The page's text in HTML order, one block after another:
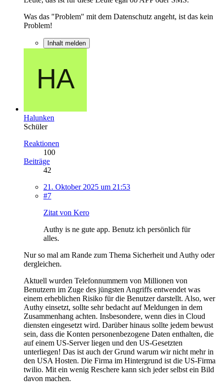
Was das "Problem" mit dem Datenschutz angeht, ist das kein
Problem!
Inhalt melden
Halunken
Schüler
Reaktionen
100
Beiträge
42
21. Oktober 2025 um 21:53
#7
Zitat von Kero
Authy is ne gute app. Benutz ich persönlich für
alles.
Nur so mal am Rande zum Thema Sicherheit und Authy oder
dergleichen.
Aktuell wurden Telefonnummern von Millionen von
Benutzern im Zuge des jüngsten Angriffs entwendet was
einem erheblichen Risiko für die Benutzer darstellt. Also, wer
Authy einsetzt, sollte sehr bedacht auf Meldungen in dem
Zusammenhang achten. Insbesondere, wenn dies in Cloud
diensten eingesetzt wird. Darüber hinaus sollte jedem bewust
sein, dass die Konten personenbezogene Daten enthalten, die
auf einem US-Server liegen und den US-Gesetzten
unterliegen! Das ist auch der Grund warum wir nicht mehr in
den USA Hosten. Die Firma im Hintergrund ist die US-Firma
twilio. Mit ein wenig Reschere kann sich jeder selbst ein Bild
davon machen.